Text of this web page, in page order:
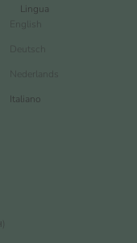
Lingua
English
Deutsch
Nederlands
Italiano